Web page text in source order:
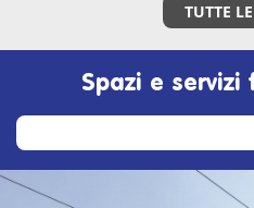
TUTTE
Spazi e